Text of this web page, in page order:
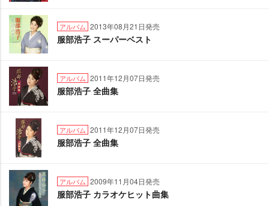
アルバム 2013年08月21日発売
服部浩子 スーパーベスト
アルバム 2011年12月07日発売
服部浩子 全曲集
アルバム 2011年12月07日発売
服部浩子 全曲集
アルバム 2009年11月04日発売
服部浩子 カラオケヒット曲集